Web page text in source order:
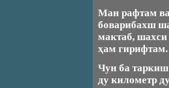
Ман рафтам
боварибахш
мактаб, шахси
ҳам гирифтам.
Чун ба
ду километр